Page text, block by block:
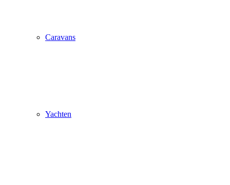
Caravans
Yachten